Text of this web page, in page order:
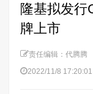
隆基拟发行
牌上市
责任编辑：代腾腾
2022/11/8 17:20:01